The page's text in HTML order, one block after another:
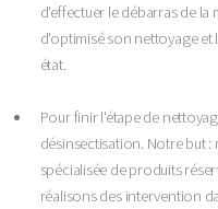
d'effectuer le débarras de
d'optimisé son nettoyage
état.
Pour finir l'étape de
désinsectisation. Notre but :
spécialisée de produits
réalisons des intervention